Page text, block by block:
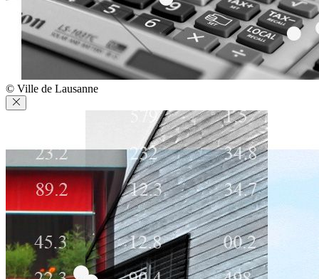
© Ville de Lausanne